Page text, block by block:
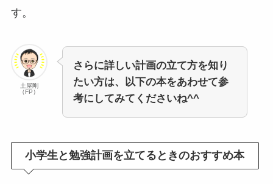
す。
土屋剛
（FP）
さらに詳しい計画の立て方を知り
たい方は、以下の本をあわせて参
考にしてみてくださいね^^
小学生と勉強計画を立てるときのおすすめ本